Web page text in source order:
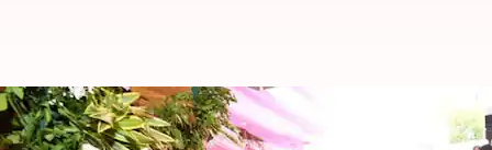
నాగ‌పూర్‌లో బీఆర్‌ఎస్ పార్టీ